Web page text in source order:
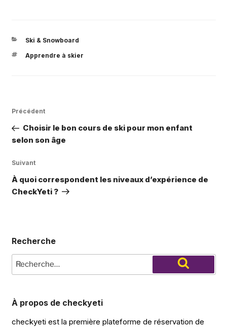
CATÉGORIES
Ski & Snowboard
ÉTIQUETTES
Apprendre à skier
l’article
Article
précédent
Précédent
Choisir le bon cours de ski pour mon enfant
selon son âge
Article
suivant
Suivant
À quoi correspondent les niveaux d’expérience de
CheckYeti ?
Recherche
Recherche
pour
Recherche
À propos de checkyeti
checkyeti est la première plateforme de réservation de